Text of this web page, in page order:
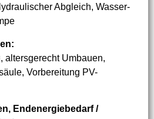
Abgleich, Wasser-
altersgerecht Umbauen,
Vorbereitung PV-
Endenergiebedarf /